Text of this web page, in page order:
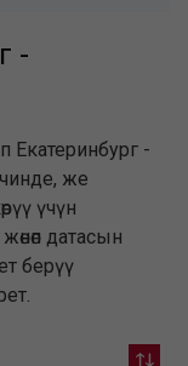
-
Екатеринбург -
же
үчүн
датасын
берүү